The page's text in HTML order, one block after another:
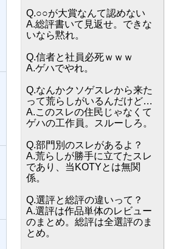
Q.○○が大賞なんて認めない
A.総評書いて見返せ。できな
いなら黙れ。
Q.信者と社員必死ｗｗｗ
A.ゲハでやれ。
Q.なんかクソゲスレから来た
って荒らしがいるんだけど…
A.このスレの住民じゃなくて
ゲハの工作員。スルーしろ。
Q.部門別のスレがあるよ？
A.荒らしが勝手に立てたスレ
であり、当KOTYとは無関
係。
Q.選評と総評の違いって？
A.選評は作品単体のレビュー
のまとめ。総評は全選評のま
とめ。